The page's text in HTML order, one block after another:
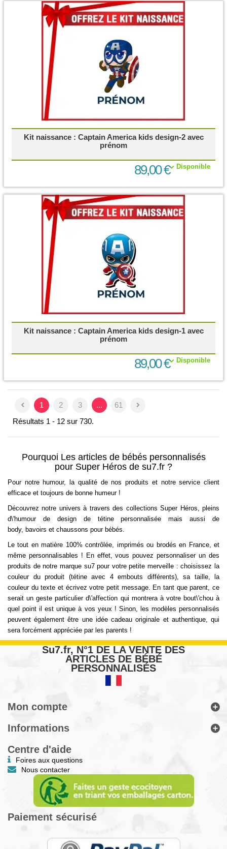
Kit naissance : Captain America kids design-2 avec
prénom
Disponible
89,00 €
Kit naissance : Captain America kids design-1 avec
prénom
Disponible
89,00 €
1 2 3 ...
61
Résultats 1 - 12 sur 730.
Pourquoi Les articles de bébés personnalisés
pour Super Héros de su7.fr ?
Pour notre humour, la qualité de nos produits et notre service client
efficace et toujours de bonne humeur !
Découvrez notre univers à travers des collections Super Héros, pleins
d\'humour de design de tétine personnalisée mais aussi de
body, bavoirs et chaussons pour bébés.
Le tout en matière 100% contrôlée, imprimés ou brodés en France, et
même personnalisables ! En effet, vous pouvez personnaliser un des
produits de notre marque su7 pour votre petite merveille : choisissez la
couleur du produit (tétine avec 4 embouts différents), sa taille, la
couleur du texte et écrivez votre petit message. En tant que parent, ce
serait un geste particulier d\'affection qui montrera à votre bout\'chou à
quel point il est unique à vos yeux ! Sinon, les modèles personnalisés
peuvent également être une idée cadeau originale et authentique, qui
sera forcément appréciée par les parents !
Su7.fr, N°1 DE LA VENTE DES
ARTICLES DE BÉBÉ
PERSONNALISÉS
Mon compte
Informations
Centre d'aide
Foires aux questions
Nous contacter
Paiement sécurisé